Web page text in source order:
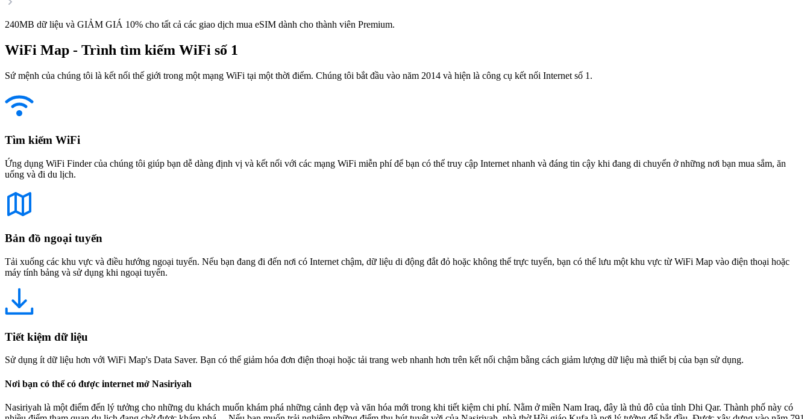
240MB dữ liệu và GIẢM GIÁ 10% cho tất cả các giao dịch mua eSIM dành cho thành viên Premium.
WiFi Map - Trình tìm kiếm WiFi số 1
Sứ mệnh của chúng tôi là kết nối thế giới trong một mạng WiFi tại một thời điểm. Chúng tôi bắt đầu vào năm 2014 và hiện là công cụ kết nối Internet số 1.
Tìm kiếm WiFi
Ứng dụng WiFi Finder của chúng tôi giúp bạn dễ dàng định vị và kết nối với các mạng WiFi miễn phí để bạn có thể truy cập Internet nhanh và đáng tin cậy khi đang di chuyển ở những nơi bạn mua sắm, ăn
uống và đi du lịch.
Bản đồ ngoại tuyến
Tải xuống các khu vực và điều hướng ngoại tuyến. Nếu bạn đang đi đến nơi có Internet chậm, dữ liệu di động đắt đỏ hoặc không thể trực tuyến, bạn có thể lưu một khu vực từ WiFi Map vào điện thoại hoặc
máy tính bảng và sử dụng khi ngoại tuyến.
Tiết kiệm dữ liệu
Sử dụng ít dữ liệu hơn với WiFi Map's Data Saver. Bạn có thể giảm hóa đơn điện thoại hoặc tải trang web nhanh hơn trên kết nối chậm bằng cách giảm lượng dữ liệu mà thiết bị của bạn sử dụng.
Nơi bạn có thể có được internet mở Nasiriyah
Nasiriyah là một điểm đến lý tưởng cho những du khách muốn khám phá những cảnh đẹp và văn hóa mới trong khi tiết kiệm chi phí. Nằm ở miền Nam Iraq, đây là thủ đô của tỉnh Dhi Qar. Thành phố này có